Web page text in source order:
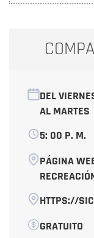
DEL
AL MARTES
5: 00 P. M.
PÁGINA
HTTPS://
GRATUITO